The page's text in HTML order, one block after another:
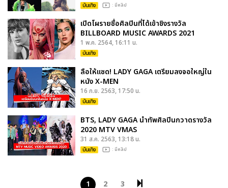
บันเทิง : มีคลิป
เปิดโผรายชื่อศิลปินที่ได้เข้าชิงรางวัล
BILLBOARD MUSIC AWARDS 2021
1 พ.ค. 2564, 16:11 น.
บันเทิง
ลือให้แซด! LADY GAGA เตรียมลงจอใหญ่ใน
หนัง X-MEN
16 ก.ย. 2563, 17:50 น.
บันเทิง
BTS, LADY GAGA นำทัพศิลปินกวาดรางวัล
2020 MTV VMAS
31 ส.ค. 2563, 13:18 น.
บันเทิง : มีคลิป
1 2 3